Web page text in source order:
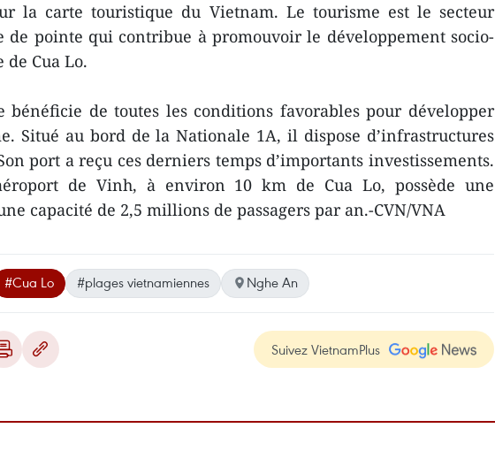
la carte touristique du Vietnam. Le tourisme est le secteur
de pointe qui contribue à promouvoir le développement socio-
de Cua Lo.
bénéficie de toutes les conditions favorables pour développer
Situé au bord de la Nationale 1A, il dispose d’infrastructures
port a reçu ces derniers temps d’importants investissements.
de Vinh, à environ 10 km de Cua Lo, possède une
capacité de 2,5 millions de passagers par an.-CVN/VNA
#Cua Lo #plages vietnamiennes Nghe An
Suivez VietnamPlus